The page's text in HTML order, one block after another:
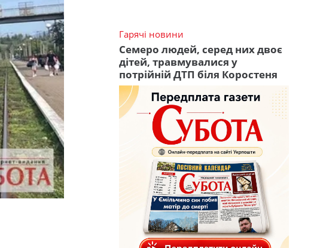
Гарячі новини
Семеро людей, серед них двоє
дітей, травмувалися у
потрійній ДТП біля Коростеня